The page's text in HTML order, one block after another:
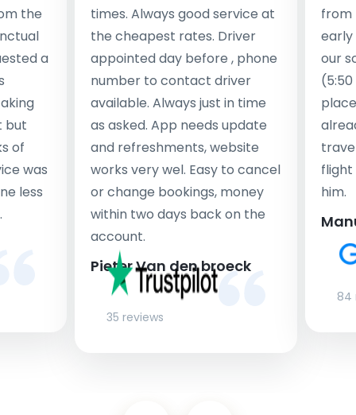
the
a
but
of
was
less
times. Always good service at
the cheapest rates. Driver
appointed day before , phone
number to contact driver
available. Always just in time
as asked. App needs update
and refreshments, website
works very wel. Easy to cancel
or change bookings, money
within two days back on the
account.
Pieter Van den broeck
35 reviews
from
early
our
flight
him.
84